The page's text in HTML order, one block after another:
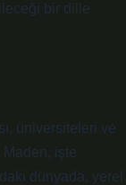
bir dille
üniversiteleri ve
işte
dünyada, yerel